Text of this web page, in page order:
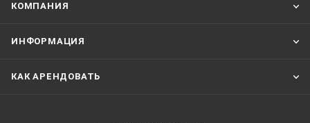
КОМПАНИЯ
ИНФОРМАЦИЯ
КАК АРЕНДОВАТЬ